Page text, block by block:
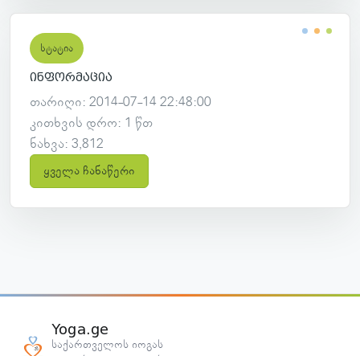
სტატია
ინფორმაცია
თარიღი: 2014-07-14 22:48:00
კითხვის დრო: 1 წთ
ნახვა: 3,812
ყველა ჩანაწერი
Yoga.ge
საქართველოს იოგას